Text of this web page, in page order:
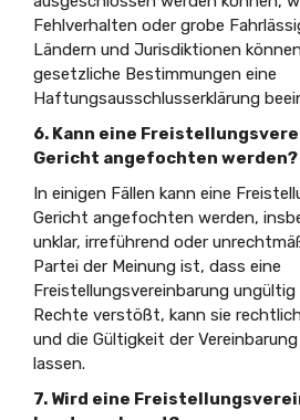
Fehlverhalten oder grobe
Ländern und Jurisdiktionen
gesetzliche Bestimmungen eine
Haftungsausschlusserklärung
6. Kann eine
Gericht angefochten werden?
In einigen Fällen kann eine
Gericht angefochten werden,
unklar, irreführend oder
Partei der Meinung ist, dass eine
Freistellungsvereinbarung
Rechte verstößt, kann sie
und die Gültigkeit der
lassen.
7. Wird eine